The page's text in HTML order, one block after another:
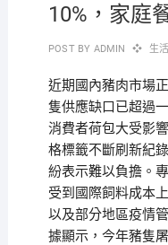
10%，家庭
POST BY ADMIN 生
近期國內豬肉市場
隻供應缺口已超過
消費者荷包大受影
格標籤不斷刷新紀
紛表示難以負擔。
受到國際飼料成本
以及部分地區疫情
據顯示，今年豬隻